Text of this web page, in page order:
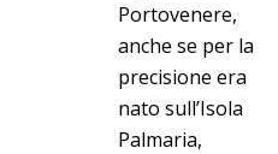
Portovenere,
anche se per la
precisione era
nato sull’Isola
Palmaria,